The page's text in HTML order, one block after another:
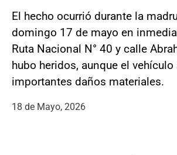
El hecho ocurrió durante la
domingo 17 de mayo en
Ruta Nacional N° 40 y calle
hubo heridos, aunque el
importantes daños materiales.
18 de Mayo, 2026